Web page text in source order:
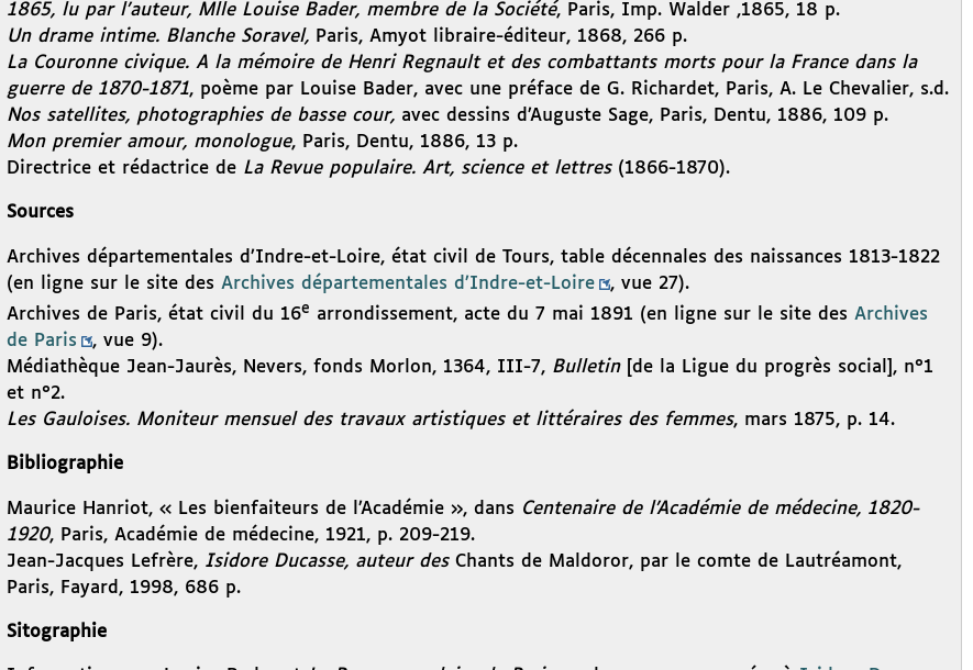
1865, lu par l’auteur, Mlle Louise Bader, membre de la Société, Paris, Imp. Walder ,1865, 18 p.
Un drame intime. Blanche Soravel, Paris, Amyot libraire-éditeur, 1868, 266 p.
La Couronne civique. A la mémoire de Henri Regnault et des combattants morts pour la France dans la
guerre de 1870-1871, poème par Louise Bader, avec une préface de G. Richardet, Paris, A. Le Chevalier, s.d.
Nos satellites, photographies de basse cour, avec dessins d’Auguste Sage, Paris, Dentu, 1886, 109 p.
Mon premier amour, monologue, Paris, Dentu, 1886, 13 p.
Directrice et rédactrice de La Revue populaire. Art, science et lettres(1866-1870).
Sources
Archives départementales d’Indre-et-Loire, état civil de Tours, table décennales des naissances 1813-1822
(en ligne sur le site des Archives départementales d’Indre-et-Loire
, vue 27).
Archives de Paris, état civil du 16e arrondissement, acte du 7 mai 1891 (en ligne sur le site des Archives
de Paris
, vue 9).
Médiathèque Jean-Jaurès, Nevers, fonds Morlon, 1364, III-7, Bulletin [de la Ligue du progrès social], n°1
et n°2.
Les Gauloises. Moniteur mensuel des travaux artistiques et littéraires des femmes, mars 1875, p. 14.
Bibliographie
Maurice Hanriot, « Les bienfaiteurs de l’Académie », dans Centenaire de l’Académie de médecine, 1820-
1920, Paris, Académie de médecine, 1921, p. 209-219.
Jean-Jacques Lefrère, Isidore Ducasse, auteur des Chants de Maldoror, par le comte de Lautréamont,
Paris, Fayard, 1998, 686 p.
Sitographie